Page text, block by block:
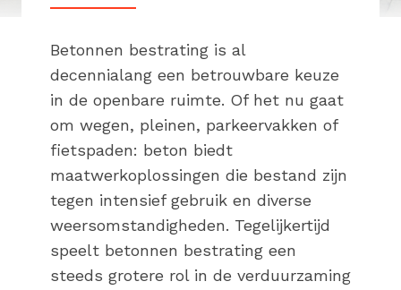
Betonnen bestrating is al
decennialang een betrouwbare keuze
in de openbare ruimte. Of het nu gaat
om wegen, pleinen, parkeervakken of
fietspaden: beton biedt
maatwerkoplossingen die bestand zijn
tegen intensief gebruik en diverse
weersomstandigheden. Tegelijkertijd
speelt betonnen bestrating een
steeds grotere rol in de verduurzaming